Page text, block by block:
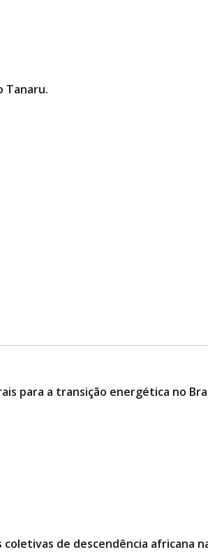
Tanaru.
para a transição energética no
de descendência africana